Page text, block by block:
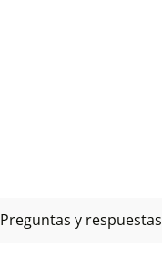
Preguntas y respuestas